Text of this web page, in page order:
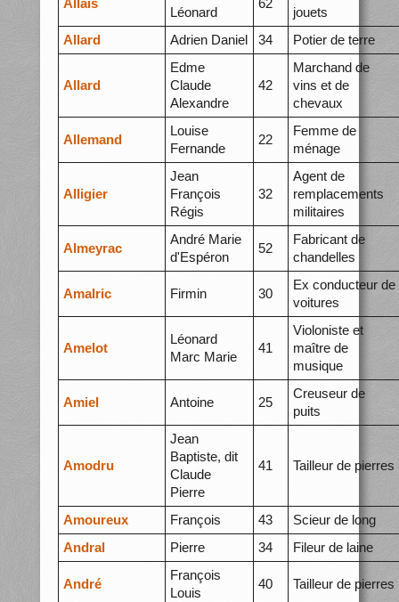
Allais
Léonard
62
jouets
Allard
Adrien Daniel 34 Potier de terre
Allard
Edme
Claude
Alexandre
42
Marchand de
vins et de
chevaux
Allemand
Louise
Fernande
22
Femme de
ménage
Alligier
Jean
François
Régis
32
Agent de
remplacements
militaires
Almeyrac
André Marie
d'Espéron
52
Fabricant de
chandelles
Amalric Firmin 30
Ex conducteur de
voitures
Amelot
Léonard
Marc Marie
41
Violoniste et
maître de
musique
Amiel Antoine 25
Creuseur de
puits
Amodru
Jean
Baptiste, dit
Claude
Pierre
41 Tailleur de pierres
Amoureux François 43
Scieur de long
Andral
Pierre 34 Fileur de laine
André
François
Louis
40 Tailleur de pierres